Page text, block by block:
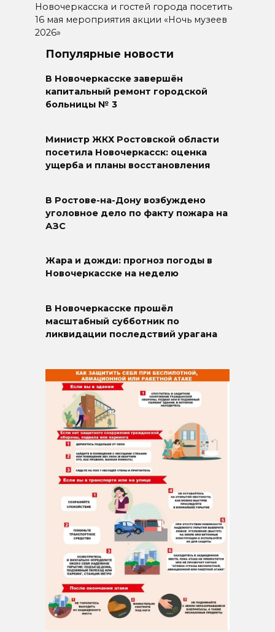
Новочеркасска и гостей города посетить
16 мая мероприятия акции «Ночь музеев
2026»
Популярные новости
В Новочеркасске завершён
капитальный ремонт городской
больницы № 3
Министр ЖКХ Ростовской области
посетила Новочеркасск: оценка
ущерба и планы восстановления
В Ростове-на-Дону возбуждено
уголовное дело по факту пожара на
АЗС
Жара и дожди: прогноз погоды в
Новочеркасске на неделю
В Новочеркасске прошёл
масштабный субботник по
ликвидации последствий урагана